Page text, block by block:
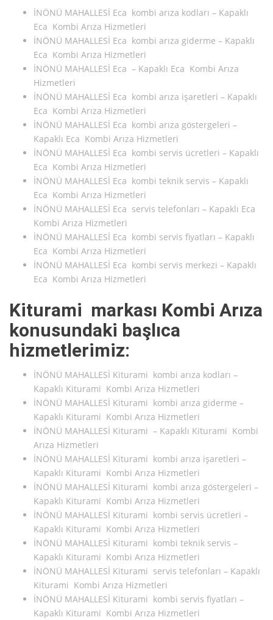
İNÖNÜ MAHALLESİ Eca kombi arıza kodları – Kapaklı
Eca Kombi Arıza Hizmetleri
İNÖNÜ MAHALLESİ Eca kombi arıza giderme – Kapaklı
Eca Kombi Arıza Hizmetleri
İNÖNÜ MAHALLESİ Eca – Kapaklı Eca Kombi Arıza
Hizmetleri
İNÖNÜ MAHALLESİ Eca kombi arıza işaretleri – Kapaklı
Eca Kombi Arıza Hizmetleri
İNÖNÜ MAHALLESİ Eca kombi arıza göstergeleri –
Kapaklı Eca Kombi Arıza Hizmetleri
İNÖNÜ MAHALLESİ Eca kombi servis ücretleri – Kapaklı
Eca Kombi Arıza Hizmetleri
İNÖNÜ MAHALLESİ Eca kombi teknik servis – Kapaklı
Eca Kombi Arıza Hizmetleri
İNÖNÜ MAHALLESİ Eca servis telefonları – Kapaklı Eca
Kombi Arıza Hizmetleri
İNÖNÜ MAHALLESİ Eca kombi servis fiyatları – Kapaklı
Eca Kombi Arıza Hizmetleri
İNÖNÜ MAHALLESİ Eca kombi servis merkezi – Kapaklı
Eca Kombi Arıza Hizmetleri
Kiturami markası Kombi Arıza
konusundaki başlıca
hizmetlerimiz:
İNÖNÜ MAHALLESİ Kiturami kombi arıza kodları –
Kapaklı Kiturami Kombi Arıza Hizmetleri
İNÖNÜ MAHALLESİ Kiturami kombi arıza giderme –
Kapaklı Kiturami Kombi Arıza Hizmetleri
İNÖNÜ MAHALLESİ Kiturami – Kapaklı Kiturami Kombi
Arıza Hizmetleri
İNÖNÜ MAHALLESİ Kiturami kombi arıza işaretleri –
Kapaklı Kiturami Kombi Arıza Hizmetleri
İNÖNÜ MAHALLESİ Kiturami kombi arıza göstergeleri –
Kapaklı Kiturami Kombi Arıza Hizmetleri
İNÖNÜ MAHALLESİ Kiturami kombi servis ücretleri –
Kapaklı Kiturami Kombi Arıza Hizmetleri
İNÖNÜ MAHALLESİ Kiturami kombi teknik servis –
Kapaklı Kiturami Kombi Arıza Hizmetleri
İNÖNÜ MAHALLESİ Kiturami servis telefonları – Kapaklı
Kiturami Kombi Arıza Hizmetleri
İNÖNÜ MAHALLESİ Kiturami kombi servis fiyatları –
Kapaklı Kiturami Kombi Arıza Hizmetleri